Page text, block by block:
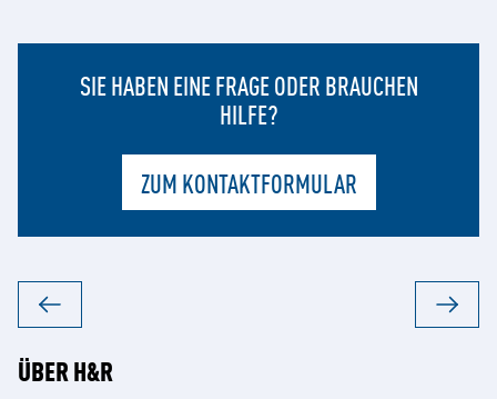
SIE HABEN EINE FRAGE ODER BRAUCHEN
HILFE?
ZUM KONTAKTFORMULAR
ÜBER H&R